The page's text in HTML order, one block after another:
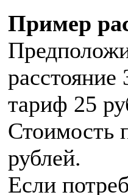
Пример
тариф 25
Стоимость
рублей.
Если